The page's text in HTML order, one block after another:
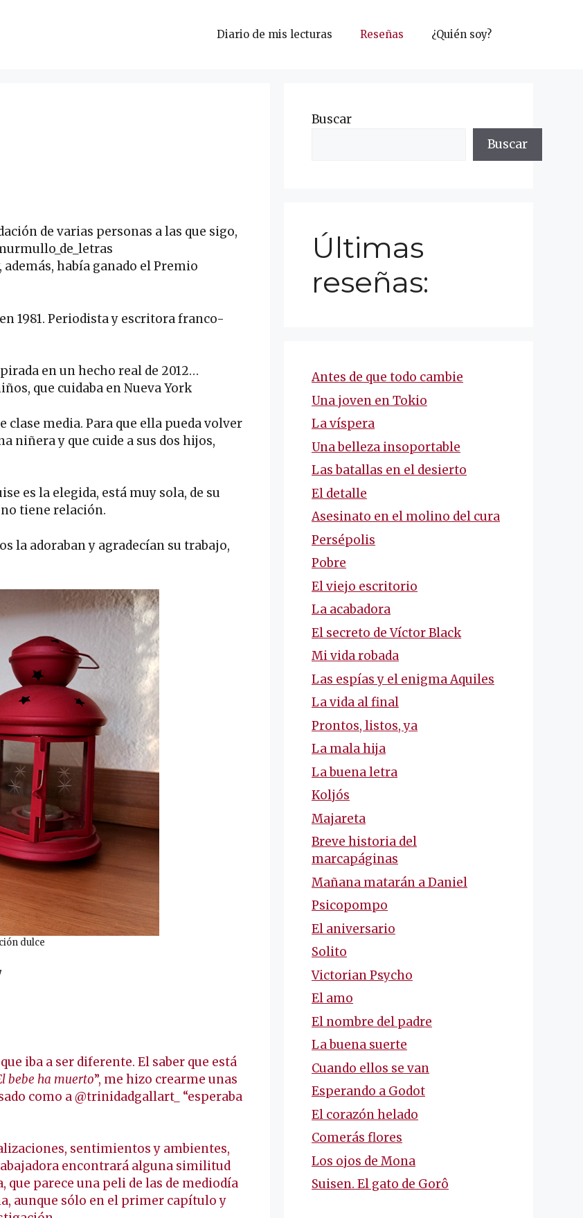
Diario de mis lecturas Reseñas ¿Quién soy?
de varias personas a las que sigo,
había ganado el Premio
1981. Periodista y escritora franco-
en un hecho real de 2012…
que cuidaba en Nueva York
media. Para que ella pueda volver
niñera y que cuide a sus dos hijos,
es la elegida, está muy sola, de su
no tiene relación.
la adoraban y agradecían su trabajo,
dulce
iba a ser diferente. El saber que está
bebe ha muerto”, me hizo crearme unas
como a @trinidadgallart_ “esperaba
sentimientos y ambientes,
encontrará alguna similitud
que parece una peli de las de mediodía
aunque sólo en el primer capítulo y
Buscar
Buscar
Últimas
reseñas:
Antes de que todo cambie
Una joven en Tokio
La víspera
Una belleza insoportable
Las batallas en el desierto
El detalle
Asesinato en el molino del cura
Persépolis
Pobre
El viejo escritorio
La acabadora
El secreto de Víctor Black
Mi vida robada
Las espías y el enigma Aquiles
La vida al final
Prontos, listos, ya
La mala hija
La buena letra
Koljós
Majareta
Breve historia del
marcapáginas
Mañana matarán a Daniel
Psicopompo
El aniversario
Solito
Victorian Psycho
El amo
El nombre del padre
La buena suerte
Cuando ellos se van
Esperando a Godot
El corazón helado
Comerás flores
Los ojos de Mona
Suisen. El gato de Gorô